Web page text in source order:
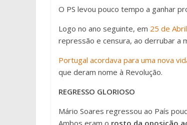
O PS levou pouco tempo a ganhar
Logo no ano seguinte, em 25 de
repressão e censura, ao derrubar a
Portugal acordava para uma nova
que deram nome à Revolução.
REGRESSO GLORIOSO
Mário Soares regressou ao País
Ambos eram o rosto da oposição